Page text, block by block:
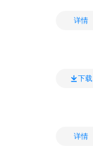
详情
下载
详情